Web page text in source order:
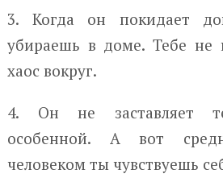
3. Когда он покидает
убираешь в доме. Тебе не
хаос вокруг.
4. Он не заставляет
особенной. А вот
человеком ты чувствуешь